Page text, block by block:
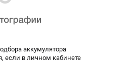
аккумулятора
если в личном кабинете